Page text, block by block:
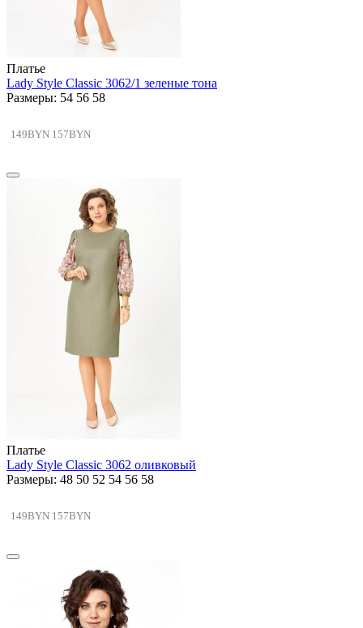
Платье
Lady Style Classic 3062/1 зеленые тона
Размеры: 54 56 58
149BYN 157BYN
Платье
Lady Style Classic 3062 оливковый
Размеры: 48 50 52 54 56 58
149BYN 157BYN